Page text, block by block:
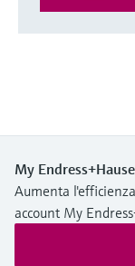
My
Aumenta
account My